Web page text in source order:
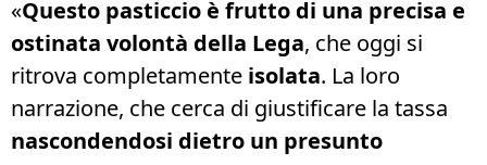
«Questo pasticcio è frutto di una precisa e
ostinata volontà della Lega, che oggi si
ritrova completamente isolata. La loro
narrazione, che cerca di giustificare la tassa
nascondendosi dietro un presunto